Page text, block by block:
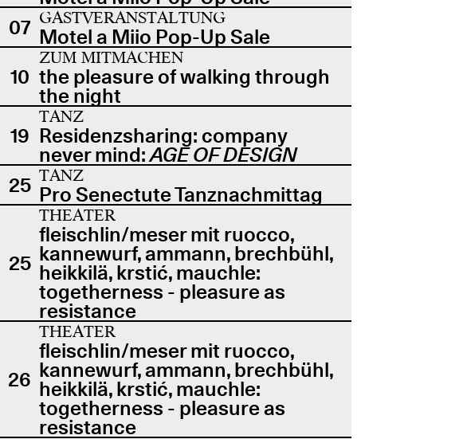
07 GASTVERANSTALTUNG
Motel a Miio Pop-Up Sale
10
ZUM MITMACHEN
the pleasure of walking through
the night
19
TANZ
Residenzsharing: company
never mind:AGE OF DESIGN
25 TANZ
Pro Senectute Tanznachmittag
25
THEATER
fleischlin/meser mit ruocco,
kannewurf, ammann, brechbühl,
heikkilä, krstić, mauchle:
togetherness - pleasure as
resistance
26
THEATER
fleischlin/meser mit ruocco,
kannewurf, ammann, brechbühl,
heikkilä, krstić, mauchle:
togetherness - pleasure as
resistance